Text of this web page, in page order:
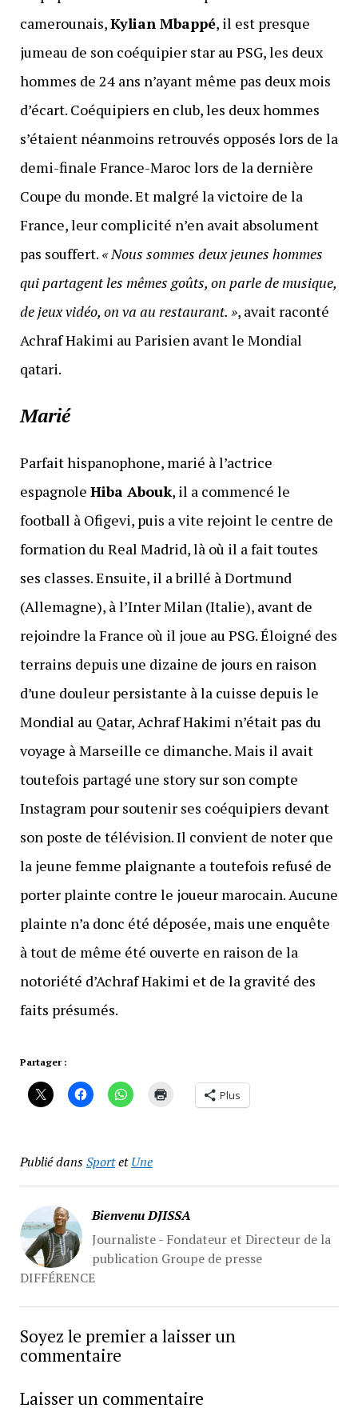
camerounais,Kylian Mbappé, il est presque
jumeau de son coéquipier star au PSG, les deux
hommes de 24 ans n’ayant même pas deux mois
d’écart. Coéquipiers en club, les deux hommes
s’étaient néanmoins retrouvés opposés lors de la
demi-finale France-Maroc lors de la dernière
Coupe du monde. Et malgré la victoire de la
France, leur complicité n’en avait absolument
pas souffert. « Nous sommes deux jeunes hommes
qui partagent les mêmes goûts, on parle de musique,
de jeux vidéo, on va au restaurant. », avait raconté
Achraf Hakimi au Parisien avant le Mondial
qatari.
Marié
Parfait hispanophone, marié à l’actrice
espagnole Hiba Abouk, il a commencé le
football à Ofigevi, puis a vite rejoint le centre de
formation du Real Madrid, là où il a fait toutes
ses classes. Ensuite, il a brillé à Dortmund
(Allemagne), à l’Inter Milan (Italie), avant de
rejoindre la France où il joue au PSG. Éloigné des
terrains depuis une dizaine de jours en raison
d’une douleur persistante à la cuisse depuis le
Mondial au Qatar, Achraf Hakimi n’était pas du
voyage à Marseille ce dimanche. Mais il avait
toutefois partagé une story sur son compte
Instagram pour soutenir ses coéquipiers devant
son poste de télévision. Il convient de noter que
la jeune femme plaignante a toutefois refusé de
porter plainte contre le joueur marocain. Aucune
plainte n’a donc été déposée, mais une enquête
à tout de même été ouverte en raison de la
notoriété d’Achraf Hakimi et de la gravité des
faits présumés.
Partager :
Plus
Publié dansSportetUne
Bienvenu DJISSA
Journaliste - Fondateur et Directeur de la
publication Groupe de presse
DIFFÉRENCE
Soyez le premier a laisser un
commentaire
Laisser un commentaire